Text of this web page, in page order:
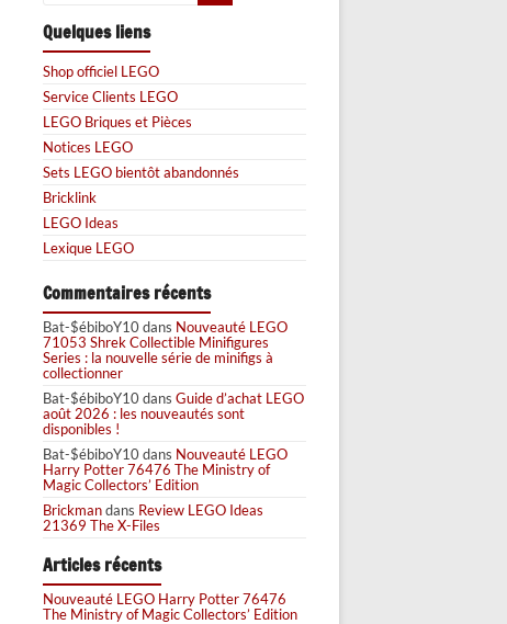
Quelques liens
Shop officiel LEGO
Service Clients LEGO
LEGO Briques et Pièces
Notices LEGO
Sets LEGO bientôt abandonnés
Bricklink
LEGO Ideas
Lexique LEGO
Commentaires récents
Bat-$ébiboY10dans Nouveauté LEGO
71053 Shrek Collectible Minifigures
Series : la nouvelle série de minifigs à
collectionner
Bat-$ébiboY10dans Guide d’achat LEGO
août 2026 : les nouveautés sont
disponibles !
Bat-$ébiboY10dans Nouveauté LEGO
Harry Potter 76476 The Ministry of
Magic Collectors’ Edition
Brickmandans Review LEGO Ideas
21369 The X-Files
Articles récents
Nouveauté LEGO Harry Potter 76476
The Ministry of Magic Collectors’ Edition